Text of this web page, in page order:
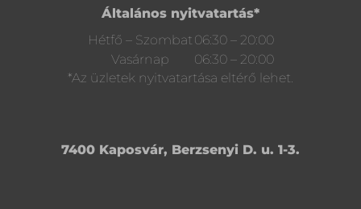
Általános nyitvatartás*
Hétfő – Szombat 06:30 – 20:00
Vasárnap
06:30 – 20:00
*Az üzletek nyitvatartása eltérő lehet.
7400 Kaposvár, Berzsenyi D. u. 1-3.